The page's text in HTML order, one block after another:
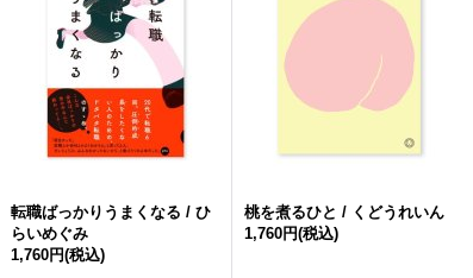
転職ばっかりうまくなる / ひ
らいめぐみ
1,760円(税込)
桃を煮るひと / くどうれいん
1,760円(税込)